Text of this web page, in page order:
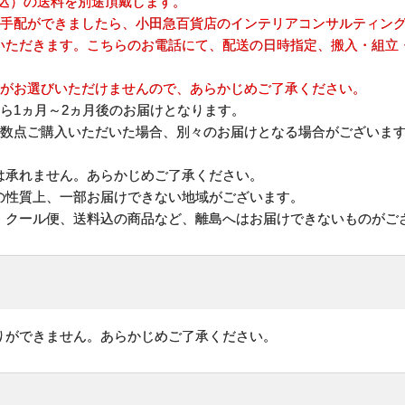
配ができましたら、小田急百貨店のインテリアコンサルティン
だきます。こちらのお電話にて、配送の日時指定、搬入・組
お選びいただけませんので、あらかじめご了承ください。
1ヵ月～2ヵ月後のお届けとなります。
点ご購入いただいた場合、別々のお届けとなる場合がございま
れません。あらかじめご了承ください。
質上、一部お届けできない地域がございます。
ール便、送料込の商品など、離島へはお届けできないものがご
できません。あらかじめご了承ください。